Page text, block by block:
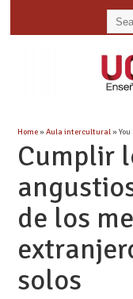
Home»Aula intercultural»
Cumplir
de los
solos